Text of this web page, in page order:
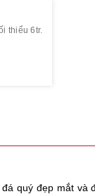
thiểu 6tr.
quý đẹp mắt